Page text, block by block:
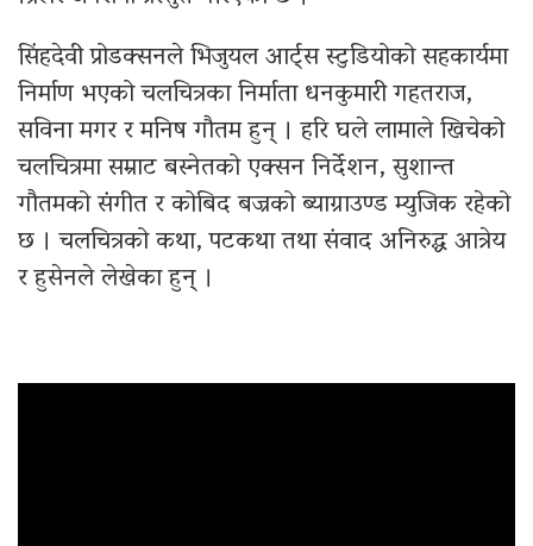
सिंहदेवी प्रोडक्सनले भिजुयल आर्ट्स स्टुडियोको सहकार्यमा
निर्माण भएको चलचित्रका निर्माता धनकुमारी गहतराज,
सविना मगर र मनिष गौतम हुन् । हरि घले लामाले खिचेको
चलचित्रमा सम्राट बस्नेतको एक्सन निर्देशन, सुशान्त
गौतमको संगीत र कोबिद बज्रको ब्याग्राउण्ड म्युजिक रहेको
छ । चलचित्रको कथा, पटकथा तथा संवाद अनिरुद्ध आत्रेय
र हुसेनले लेखेका हुन् ।